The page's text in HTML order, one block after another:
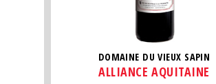
DOMAINE DU VIEUX SAPIN
ALLIANCE AQUITAINE